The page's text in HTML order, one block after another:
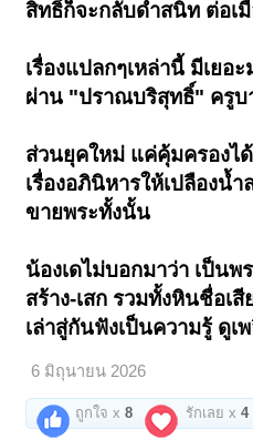
สิทธิ์ก็จะกลับดำสนิท ต่อเ
เรื่องแปลกๆเหล่านี้ มีเยอ
ผ่าน "ปราณบริสุทธิ์" ครูบ
ส่วนยุคใหม่ แค่คุ้มครองไ
เรื่องอภินิหารให้เปลืองน้
ขายพระทั้งนั้น
น้องเดไม่บอกมาว่า เป็น
สร้าง-เสก รวมทั้งหินชื่อเ
เล่าสู่กันฟังเป็นความรู้ ดูเ
6 มิถุนายน 2026
ถูกใจ x8 รักเลย x4